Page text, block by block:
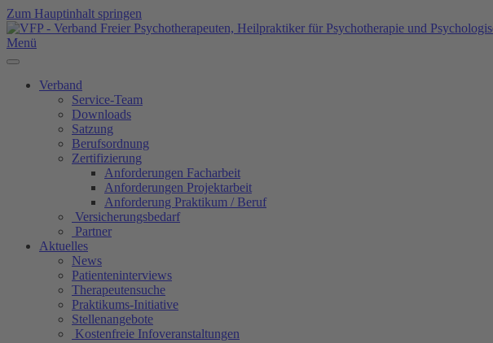
Zum Hauptinhalt springen
Menü
Verband
Service-Team
Downloads
Satzung
Berufsordnung
Zertifizierung
Anforderungen Facharbeit
Anforderungen Projektarbeit
Anforderung Praktikum / Beruf
Versicherungsbedarf
Partner
Aktuelles
News
Patienteninterviews
Therapeutensuche
Praktikums-Initiative
Stellenangebote
Kostenfreie Infoveranstaltungen